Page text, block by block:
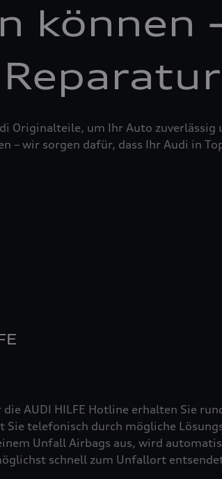
können
Reparatur
Originalteile, um Ihr Auto
– wir sorgen dafür, dass Ihr Audi in
AUDI HILFE Hotline erhalten Sie
telefonisch durch mögliche
Unfall Airbags aus, wird
schnell zum Unfallort